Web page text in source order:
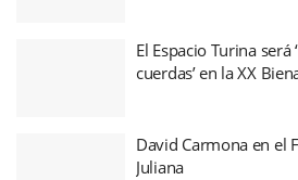
El Espacio Turina será
cuerdas’ en la XX
David Carmona en el
Juliana